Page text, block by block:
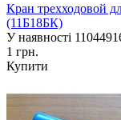
Кран трехходовой
(11Б18БК)
У наявності
1 грн.
Купити